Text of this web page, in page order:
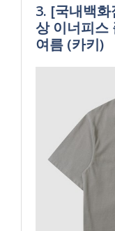
3. [국내백
상 이너피스
여름 (카키)